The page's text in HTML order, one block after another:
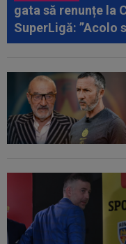
gata să renunțe la
SuperLigă: ”Acolo